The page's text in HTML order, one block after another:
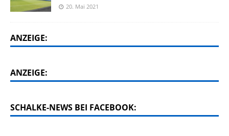
20. Mai 2021
ANZEIGE:
ANZEIGE:
SCHALKE-NEWS BEI FACEBOOK: